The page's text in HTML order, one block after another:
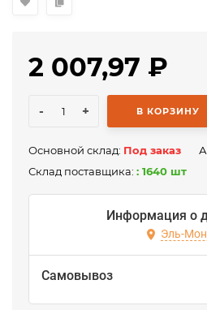
2 007,97 ₽
- + В КОРЗИНУ
Основной склад: Под заказ
Склад поставщика: : 1640 шт
Информация о
Эль-
Самовывоз